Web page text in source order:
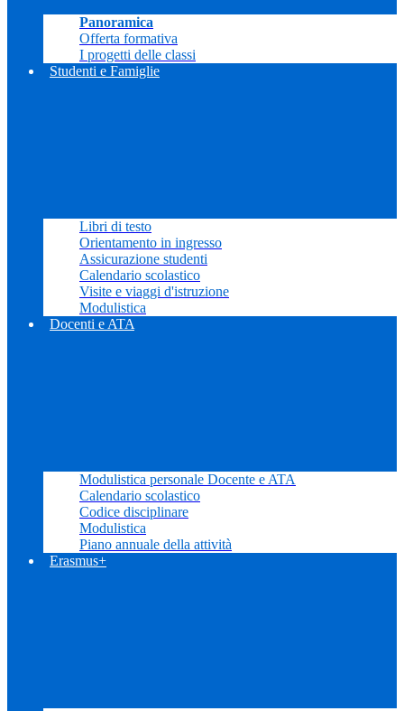
Panoramica
Offerta formativa
I progetti delle classi
Studenti e Famiglie
Libri di testo
Orientamento in ingresso
Assicurazione studenti
Calendario scolastico
Visite e viaggi d'istruzione
Modulistica
Docenti e ATA
Modulistica personale Docente e ATA
Calendario scolastico
Codice disciplinare
Modulistica
Piano annuale della attività
Erasmus+